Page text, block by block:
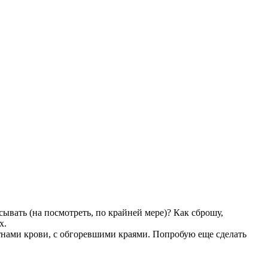
(на посмотреть, по крайней мере)? Как сброшу,
крови, с обгоревшими краями. Попробую еще сделать